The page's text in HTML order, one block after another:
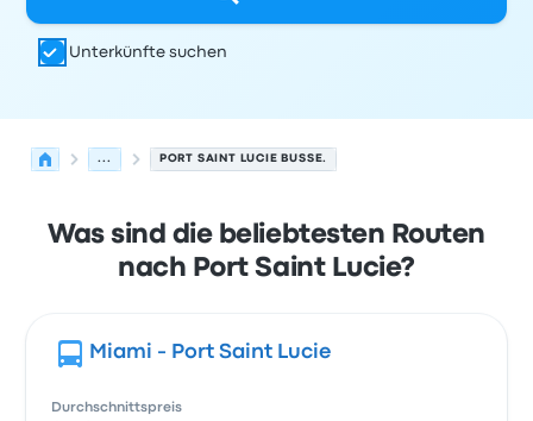
Unterkünfte suchen
... PORT SAINT LUCIE BUSSE.
Was sind die beliebtesten Routen
nach Port Saint Lucie?
Miami - Port Saint Lucie
Durchschnittspreis